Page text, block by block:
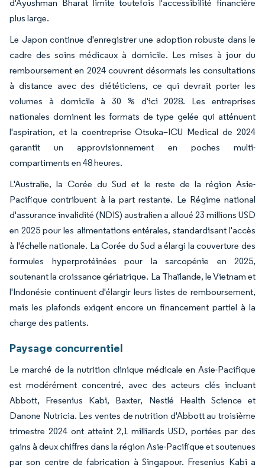
d'Ayushman Bharat limite toutefois l'accessibilité financière
plus large.
Le Japon continue d'enregistrer une adoption robuste dans le
cadre des soins médicaux à domicile. Les mises à jour du
remboursement en 2024 couvrent désormais les consultations
à distance avec des diététiciens, ce qui devrait porter les
volumes à domicile à 30 % d'ici 2028. Les entreprises
nationales dominent les formats de type gelée qui atténuent
l'aspiration, et la coentreprise Otsuka–ICU Medical de 2024
garantit un approvisionnement en poches multi-
compartiments en 48 heures.
L'Australie, la Corée du Sud et le reste de la région Asie-
Pacifique contribuent à la part restante. Le Régime national
d'assurance invalidité (NDIS) australien a alloué 23 millions USD
en 2025 pour les alimentations entérales, standardisant l'accès
à l'échelle nationale. La Corée du Sud a élargi la couverture des
formules hyperprotéinées pour la sarcopénie en 2025,
soutenant la croissance gériatrique. La Thaïlande, le Vietnam et
l'Indonésie continuent d'élargir leurs listes de remboursement,
mais les plafonds exigent encore un financement partiel à la
charge des patients.
Paysage concurrentiel
Le marché de la nutrition clinique médicale en Asie-Pacifique
est modérément concentré, avec des acteurs clés incluant
Abbott, Fresenius Kabi, Baxter, Nestlé Health Science et
Danone Nutricia. Les ventes de nutrition d'Abbott au troisième
trimestre 2024 ont atteint 2,1 milliards USD, portées par des
gains à deux chiffres dans la région Asie-Pacifique et soutenues
par son centre de fabrication à Singapour. Fresenius Kabi a